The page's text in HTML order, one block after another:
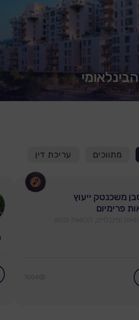
מתווכים עריכת דין
משכנטק ייעוץ
פרימיום
ופיננסיים, הלוואות ומימון
1004